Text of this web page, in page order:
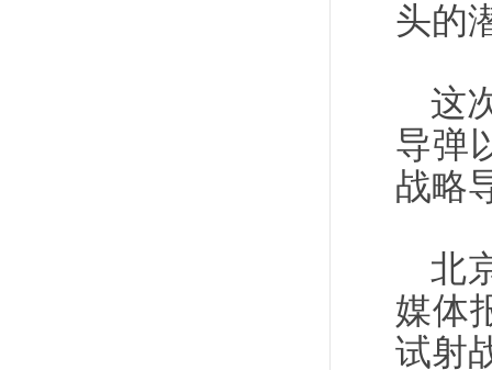
头的
这
导弹
战略
北
媒体
试射